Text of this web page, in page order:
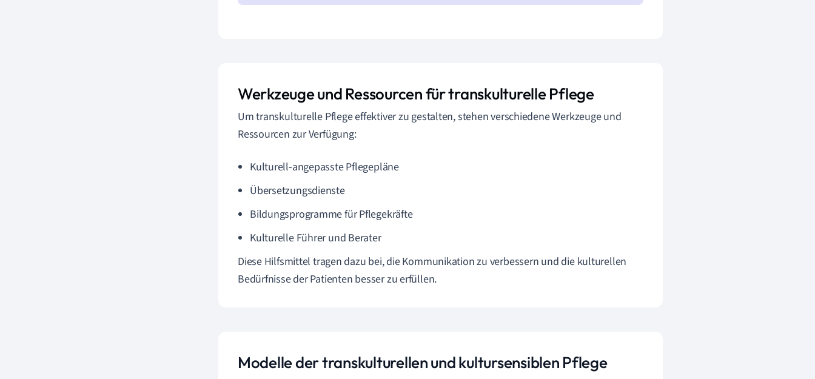
Werkzeuge und Ressourcen für transkulturelle Pflege
Um transkulturelle Pflege effektiver zu gestalten, stehen verschiedene Werkzeuge und
Ressourcen zur Verfügung:
Kulturell-angepasste Pflegepläne
Übersetzungsdienste
Bildungsprogramme für Pflegekräfte
Kulturelle Führer und Berater
Diese Hilfsmittel tragen dazu bei, die Kommunikation zu verbessern und die kulturellen
Bedürfnisse der Patienten besser zu erfüllen.
Modelle der transkulturellen und kultursensiblen Pflege